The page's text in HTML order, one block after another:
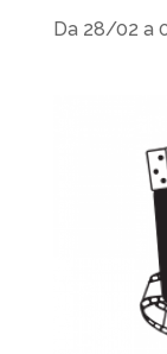
Da 28/02 a